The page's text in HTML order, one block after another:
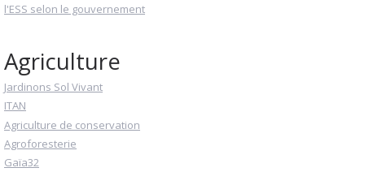
l'ESS selon le gouvernement
Agriculture
Jardinons Sol Vivant
ITAN
Agriculture de conservation
Agroforesterie
Gaïa32